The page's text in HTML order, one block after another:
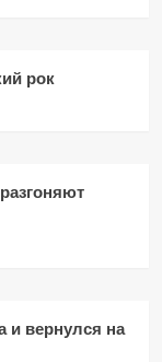
рок
и вернулся на